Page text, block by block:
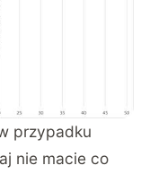
przypadku
nie macie co